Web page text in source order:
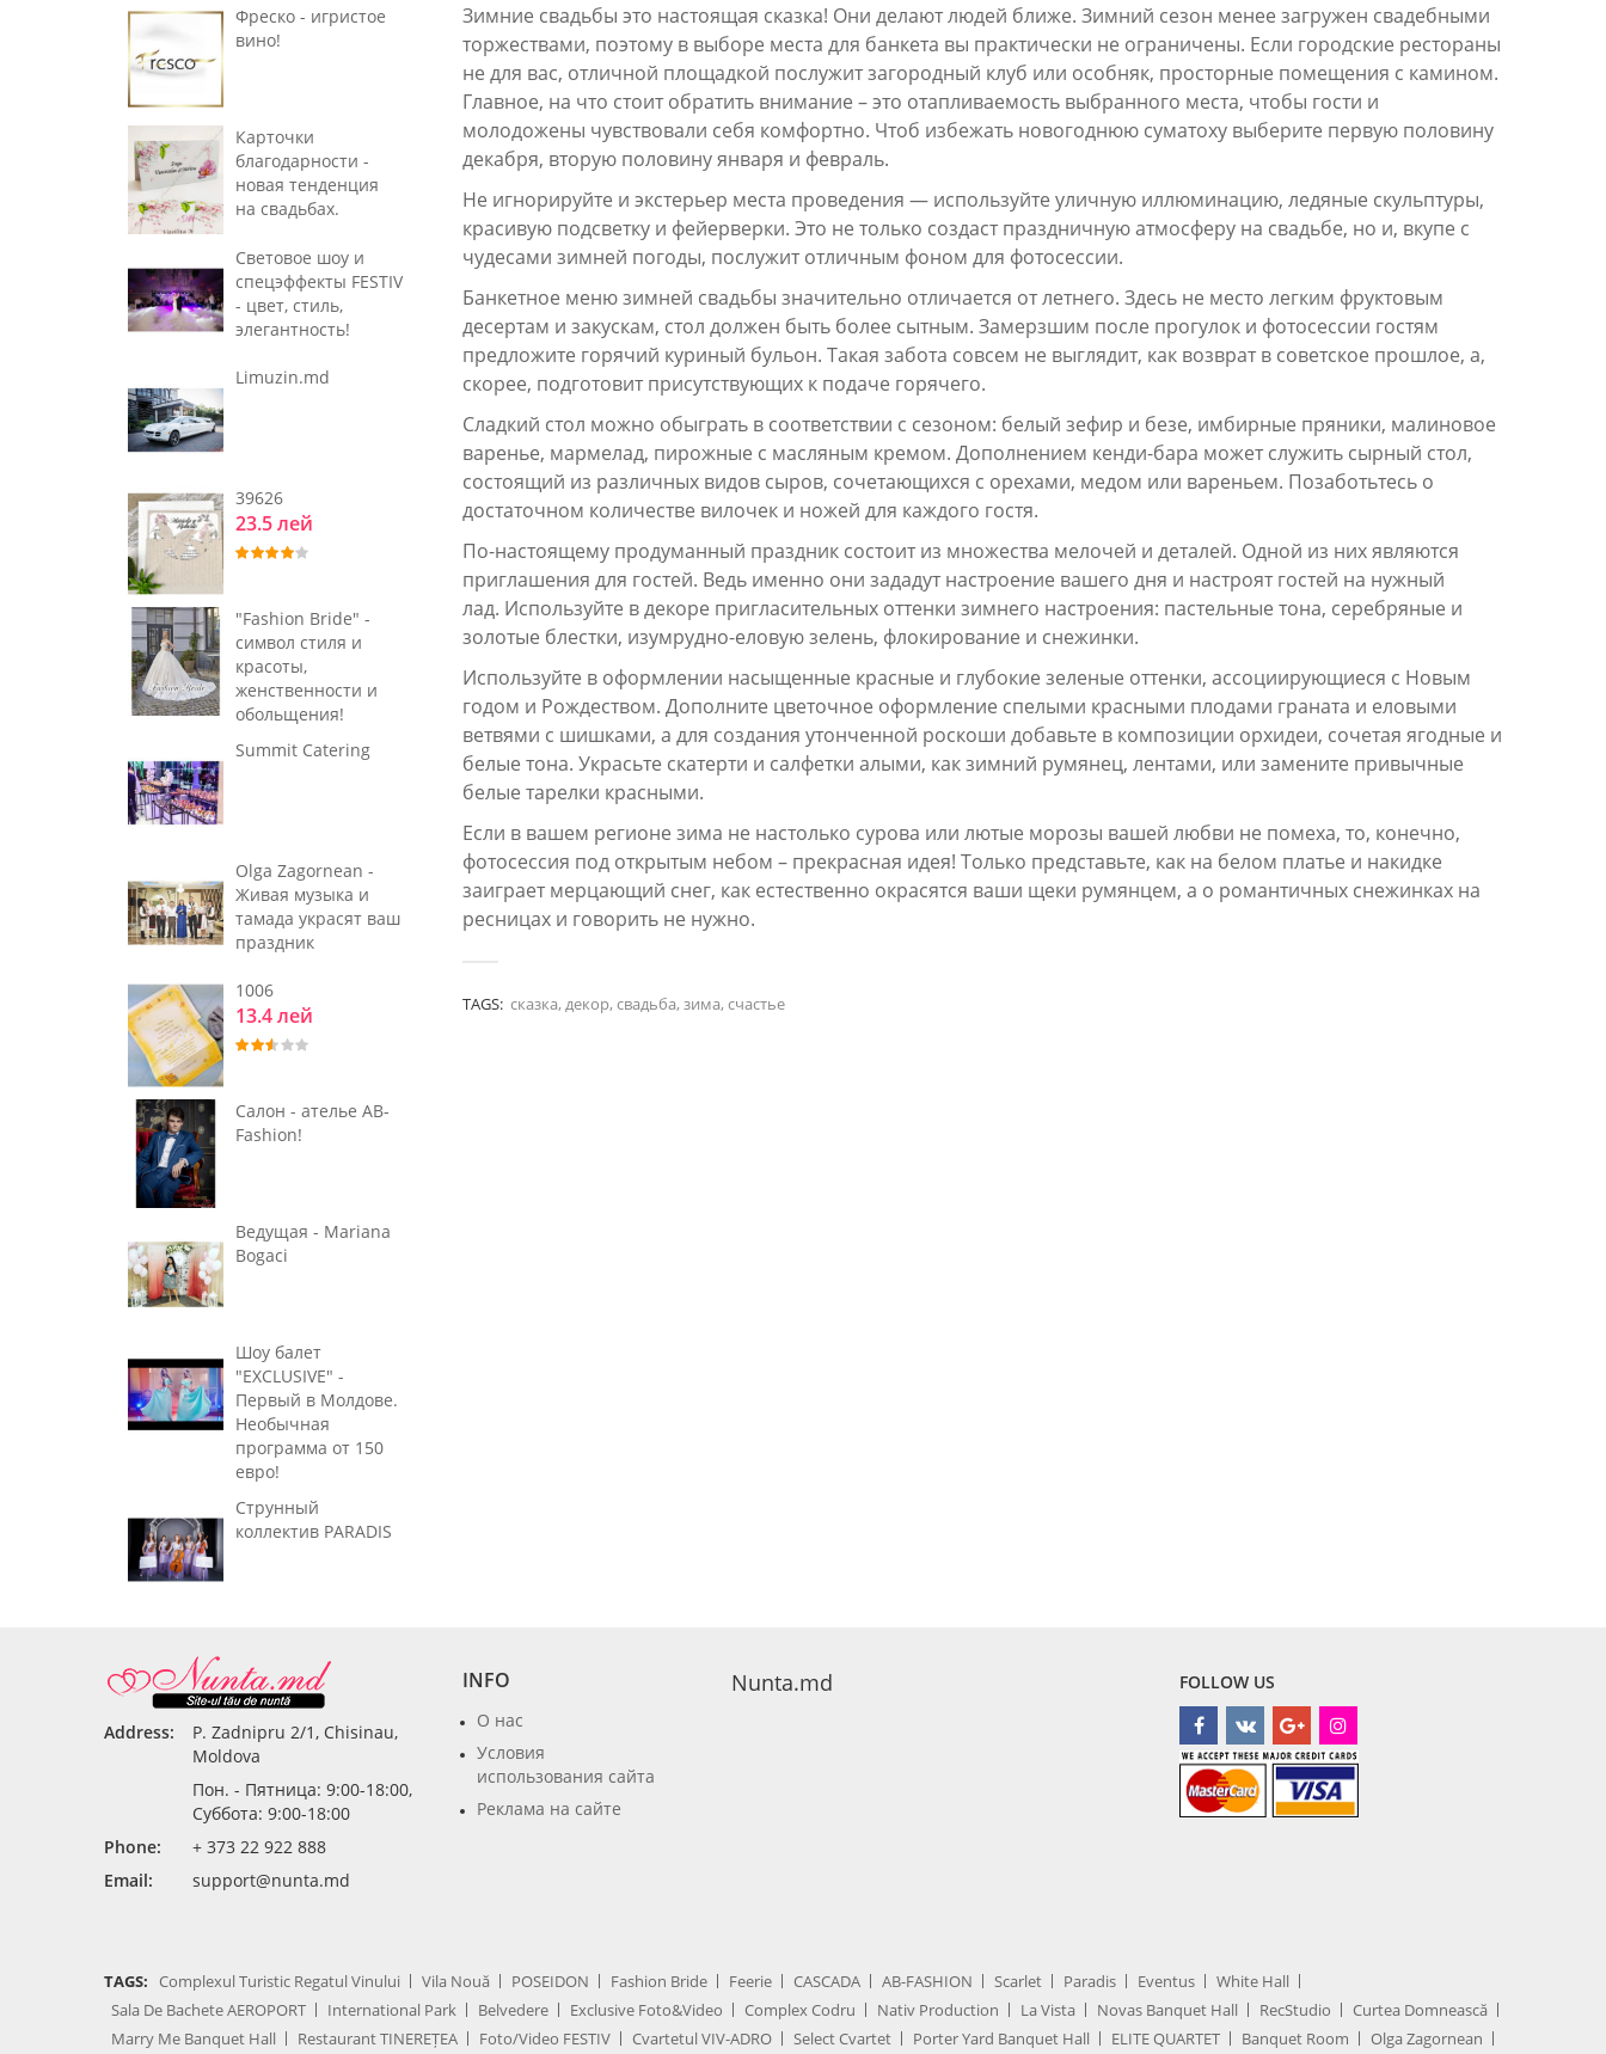
Фреско - игристое
вино!
Карточки
благодарности -
новая тенденция
на свадьбах.
Световое шоу и
спецэффекты FESTIV
- цвет, стиль,
элегантность!
Limuzin.md
39626
23.5 лей
"Fashion Bride" -
символ стиля и
красоты,
женственности и
обольщения!
Summit Catering
Olga Zagornean -
Живая музыка и
тамада украсят ваш
праздник
1006
13.4 лей
Салон - ателье AB-
Fashion!
Ведущая - Mariana
Bogaci
Шоу балет
"EXCLUSIVE" -
Первый в Молдове.
Необычная
программа от 150
евро!
Струнный
коллектив PARADIS
Зимние свадьбы это настоящая сказка! Они делают людей ближе. Зимний сезон менее загружен свадебными
торжествами, поэтому в выборе места для банкета вы практически не ограничены. Если городские рестораны
не для вас, отличной площадкой послужит загородный клуб или особняк, просторные помещения с камином.
Главное, на что стоит обратить внимание – это отапливаемость выбранного места, чтобы гости и
молодожены чувствовали себя комфортно. Чтоб избежать новогоднюю суматоху выберите первую половину
декабря, вторую половину января и февраль.
Не игнорируйте и экстерьер места проведения — используйте уличную иллюминацию, ледяные скульптуры,
красивую подсветку и фейерверки. Это не только создаст праздничную атмосферу на свадьбе, но и, вкупе с
чудесами зимней погоды, послужит отличным фоном для фотосессии.
Банкетное меню зимней свадьбы значительно отличается от летнего. Здесь не место легким фруктовым
десертам и закускам, стол должен быть более сытным. Замерзшим после прогулок и фотосессии гостям
предложите горячий куриный бульон. Такая забота совсем не выглядит, как возврат в советское прошлое, а,
скорее, подготовит присутствующих к подаче горячего.
Сладкий стол можно обыграть в соответствии с сезоном: белый зефир и безе, имбирные пряники, малиновое
варенье, мармелад, пирожные с масляным кремом. Дополнением кенди-бара может служить сырный стол,
состоящий из различных видов сыров, сочетающихся с орехами, медом или вареньем. Позаботьтесь о
достаточном количестве вилочек и ножей для каждого гостя.
По-настоящему продуманный праздник состоит из множества мелочей и деталей. Одной из них являются
приглашения для гостей. Ведь именно они зададут настроение вашего дня и настроят гостей на нужный
лад. Используйте в декоре пригласительных оттенки зимнего настроения: пастельные тона, серебряные и
золотые блестки, изумрудно-еловую зелень, флокирование и снежинки.
Используйте в оформлении насыщенные красные и глубокие зеленые оттенки, ассоциирующиеся с Новым
годом и Рождеством. Дополните цветочное оформление спелыми красными плодами граната и еловыми
ветвями с шишками, а для создания утонченной роскоши добавьте в композиции орхидеи, сочетая ягодные и
белые тона. Украсьте скатерти и салфетки алыми, как зимний румянец, лентами, или замените привычные
белые тарелки красными.
Если в вашем регионе зима не настолько сурова или лютые морозы вашей любви не помеха, то, конечно,
фотосессия под открытым небом – прекрасная идея! Только представьте, как на белом платье и накидке
заиграет мерцающий снег, как естественно окрасятся ваши щеки румянцем, а о романтичных снежинках на
ресницах и говорить не нужно.
TAGS: сказка, декор, свадьба, зима, счастье
Address:
P. Zadnipru 2/1, Chisinau,
Moldova
Пон. - Пятница: 9:00-18:00,
Суббота: 9:00-18:00
Phone:
+ 373 22 922 888
Email:
support@nunta.md
INFO
О нас
Условия
использования сайта
Реклама на сайте
Nunta.md FOLLOW US
TAGS: Complexul Turistic Regatul Vinului Vila Nouă POSEIDON Fashion Bride Feerie CASCADA AB-FASHION Scarlet Paradis Eventus
White Hall
Sala De Bachete AEROPORT
International Park Belvedere Exclusive Foto&Video Complex Codru Nativ Production La Vista Novas Banquet Hall RecStudio
Curtea Domnească
Marry Me Banquet Hall
Restaurant TINEREȚEA Foto/Video FESTIV Cvartetul VIV-ADRO Select Cvartet Porter Yard Banquet Hall ELITE QUARTET Banquet Room Olga Zagornean